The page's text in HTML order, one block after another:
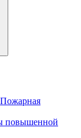
Пожарная
повышенной